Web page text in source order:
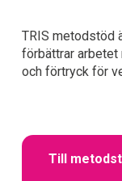
TRIS metodstöd
förbättrar arbetet
och förtryck för
Till